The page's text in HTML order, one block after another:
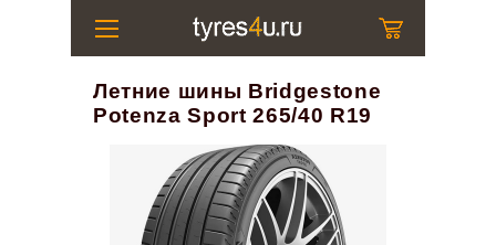
Летние шины Bridgestone
Potenza Sport 265/40 R19